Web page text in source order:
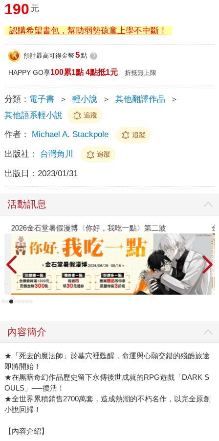
190 元
認購希望書包，幫助弱勢孩童上學不中斷！
預計最高可得金幣 5點 ?
HAPPY GO享100累1點 4點抵1元 折抵無上限
分類： 電子書 ＞ 輕小說 ＞ 其他翻譯作品
＞
其他語系輕小說
追蹤
作者： Michael A. Stackpole 追蹤
出版社： 台灣角川 追蹤
出版日： 2023/01/31
活動訊息
2026金石堂暑假漫博〈你好，我吃一點〉第二波
內容簡介
★「死去的魔法師」於墓穴裡甦醒，命運與心願交錯的殘酷旅途
即將開始！
★在黑暗奇幻作品歷史留下永傳後世成就的RPG遊戲「DARK S
OULS」──復活！
★全世界累積銷售2700萬套，造成熱潮的不朽名作，以完全原創
小說回歸！
【內容介紹】